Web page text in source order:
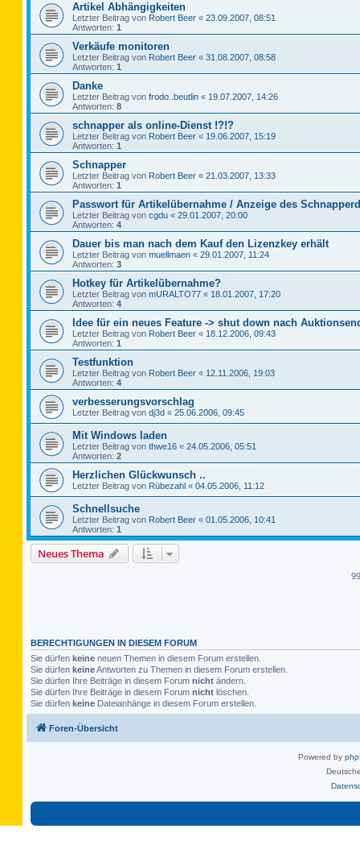
Artikel Abhängigkeiten
Letzter Beitrag von Robert Beer « 23.09.2007, 08:51
Antworten: 1
Verkäufe monitoren
Letzter Beitrag von Robert Beer « 31.08.2007, 08:58
Antworten: 1
Danke
Letzter Beitrag von frodo..beutlin « 19.07.2007, 14:26
Antworten: 8
schnapper als online-Dienst !?!?
Letzter Beitrag von Robert Beer « 19.06.2007, 15:19
Antworten: 1
Schnapper
Letzter Beitrag von Robert Beer « 21.03.2007, 13:33
Antworten: 1
Passwort für Artikelübernahme / Anzeige des
Letzter Beitrag von cgdu « 29.01.2007, 20:00
Antworten: 4
Dauer bis man nach dem Kauf den Lizenzkey erhält
Letzter Beitrag von muellmaen « 29.01.2007, 11:24
Antworten: 3
Hotkey für Artikelübernahme?
Letzter Beitrag von mURALTO77 « 18.01.2007, 17:20
Antworten: 4
Idee für ein neues Feature -> shut down nach
Letzter Beitrag von Robert Beer « 18.12.2006, 09:43
Antworten: 1
Testfunktion
Letzter Beitrag von Robert Beer « 12.11.2006, 19:03
Antworten: 4
verbesserungsvorschlag
Letzter Beitrag von dj3d « 25.06.2006, 09:45
Mit Windows laden
Letzter Beitrag von thwe16 « 24.05.2006, 05:51
Antworten: 2
Herzlichen Glückwunsch ..
Letzter Beitrag von Rübezahl « 04.05.2006, 11:12
Schnellsuche
Letzter Beitrag von Robert Beer « 01.05.2006, 10:41
Antworten: 1
Neues Thema
BERECHTIGUNGEN IN DIESEM FORUM
Sie dürfen keine neuen Themen in diesem Forum erstellen.
Sie dürfen keineAntworten zu Themen in diesem Forum erstellen.
Sie dürfen Ihre Beiträge in diesem Forum nicht ändern.
Sie dürfen Ihre Beiträge in diesem Forum nicht löschen.
Sie dürfen keine Dateianhänge in diesem Forum erstellen.
Foren-Übersicht
Powered by